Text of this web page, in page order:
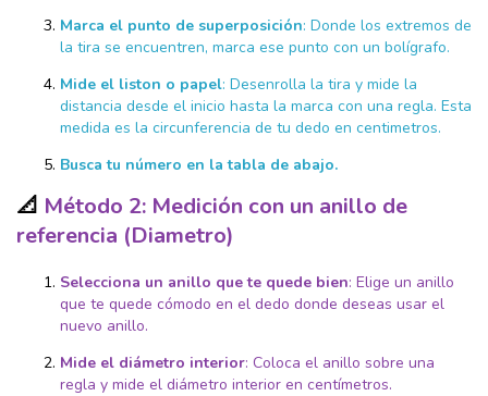
Marca el punto de superposición: Donde los extremos de
la tira se encuentren, marca ese punto con un bolígrafo.
Mide el liston o papel: Desenrolla la tira y mide la
distancia desde el inicio hasta la marca con una regla. Esta
medida es la circunferencia de tu dedo en centimetros.
Busca tu número en la tabla de abajo.
📐 Método 2: Medición con un anillo de
referencia (Diametro)
Selecciona un anillo que te quede bien: Elige un anillo
que te quede cómodo en el dedo donde deseas usar el
nuevo anillo.
Mide el diámetro interior: Coloca el anillo sobre una
regla y mide el diámetro interior en centímetros.